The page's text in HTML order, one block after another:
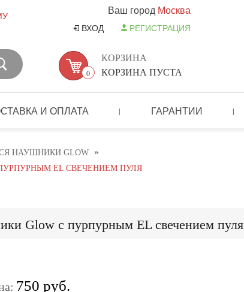
Ваш город Москва
ВХОД РЕГИСТРАЦИЯ
0
КОРЗИНА
КОРЗИНА ПУСТА
И ОПЛАТА | ГАРАНТИИ |
НАУШНИКИ GLOW »
EL СВЕЧЕНИЕМ ПУЛЯ
Glow с пурпурным EL свечением пуля
750 руб.